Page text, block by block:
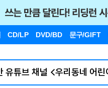
CD/LP DVD/BD 문구/GIFT